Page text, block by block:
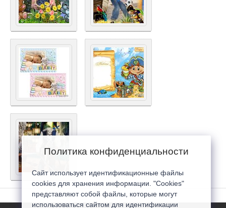
Политика конфиденциальности
Сайт использует идентификационные файлы
cookies для хранения информации. "Cookies"
представляют собой файлы, которые могут
использоваться сайтом для идентификации